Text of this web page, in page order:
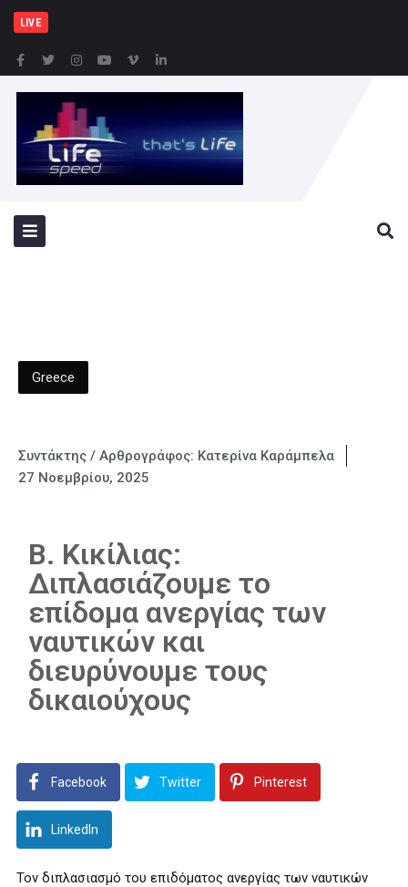
LIVE
Greece
Συντάκτης / Αρθρογράφος: Κατερίνα Καράμπελα
27 Νοεμβρίου, 2025
Β. Κικίλιας:
Διπλασιάζουμε το
επίδομα ανεργίας των
ναυτικών και
διευρύνουμε τους
δικαιούχους
Facebook Twitter Pinterest
LinkedIn
Τον διπλασιασμό του επιδόματος ανεργίας των ναυτικών